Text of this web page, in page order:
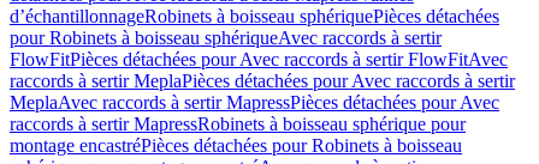
d’échantillonnageRobinets à boisseau sphériquePièces détachées
pour Robinets à boisseau sphériqueAvec raccords à sertir
FlowFitPièces détachées pour Avec raccords à sertir FlowFitAvec
raccords à sertir MeplaPièces détachées pour Avec raccords à sertir
MeplaAvec raccords à sertir MapressPièces détachées pour Avec
raccords à sertir MapressRobinets à boisseau sphérique pour
montage encastréPièces détachées pour Robinets à boisseau